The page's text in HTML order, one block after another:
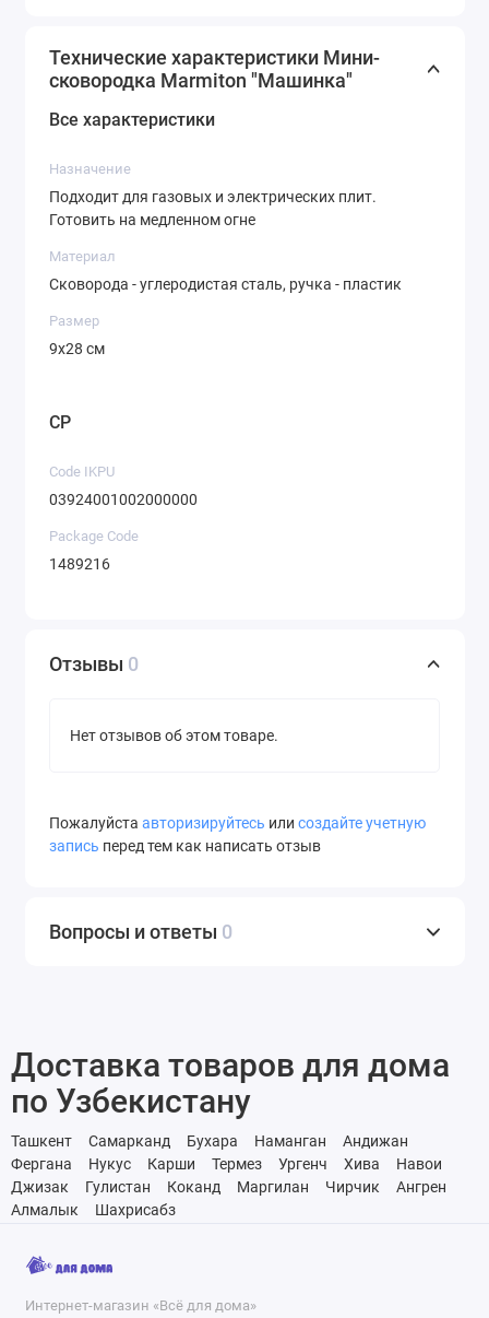
Технические характеристики Мини-
сковородка Marmiton "Машинка"
Все характеристики
Назначение
Подходит для газовых и электрических плит.
Готовить на медленном огне
Материал
Сковорода - углеродистая сталь, ручка - пластик
Размер
9х28 см
CP
Code IKPU
03924001002000000
Package Code
1489216
Отзывы 0
Нет отзывов об этом товаре.
Пожалуйста авторизируйтесь или создайте учетную
запись перед тем как написать отзыв
Вопросы и ответы 0
Доставка товаров для дома
по Узбекистану
Ташкент Самарканд Бухара Наманган
Андижан
Фергана
Нукус Карши Термез Ургенч Хива
Навои
Джизак
Гулистан Коканд Маргилан Чирчик
Ангрен
Алмалык
Шахрисабз
Интернет-магазин «Всё для дома»